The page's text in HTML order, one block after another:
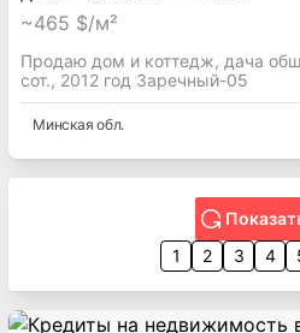
~465 $/м²
Продаю дом и коттедж, дача
сот., 2012 год Заречный-05
Минская обл.
1
2 3 4